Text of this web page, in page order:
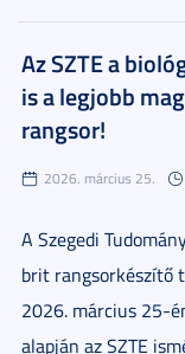
Az SZTE a
is a legjobb
rangsor!
2026. március 25.
A Szegedi
brit rangsorkészítő
2026. március 25-
alapján az SZTE